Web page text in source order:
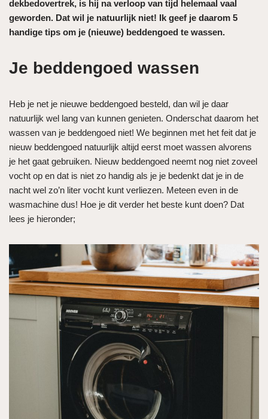
dekbedovertrek, is hij na verloop van tijd helemaal vaal
geworden. Dat wil je natuurlijk niet! Ik geef je daarom 5
handige tips om je (nieuwe) beddengoed te wassen.
Je beddengoed wassen
Heb je net je nieuwe beddengoed besteld, dan wil je daar
natuurlijk wel lang van kunnen genieten. Onderschat daarom het
wassen van je beddengoed niet! We beginnen met het feit dat je
nieuw beddengoed natuurlijk altijd eerst moet wassen alvorens
je het gaat gebruiken. Nieuw beddengoed neemt nog niet zoveel
vocht op en dat is niet zo handig als je je bedenkt dat je in de
nacht wel zo’n liter vocht kunt verliezen. Meteen even in de
wasmachine dus! Hoe je dit verder het beste kunt doen? Dat
lees je hieronder;